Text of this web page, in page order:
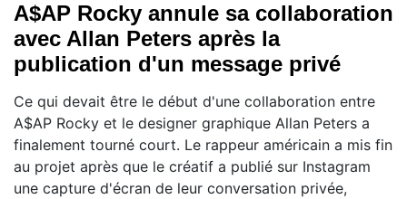
A$AP Rocky annule sa collaboration
avec Allan Peters après la
publication d'un message privé
Ce qui devait être le début d'une collaboration entre
A$AP Rocky et le designer graphique Allan Peters a
finalement tourné court. Le rappeur américain a mis fin
au projet après que le créatif a publié sur Instagram
une capture d'écran de leur conversation privée,